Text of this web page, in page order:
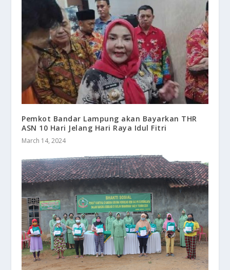
Pemkot Bandar Lampung akan Bayarkan THR
ASN 10 Hari Jelang Hari Raya Idul Fitri
March 14, 2024